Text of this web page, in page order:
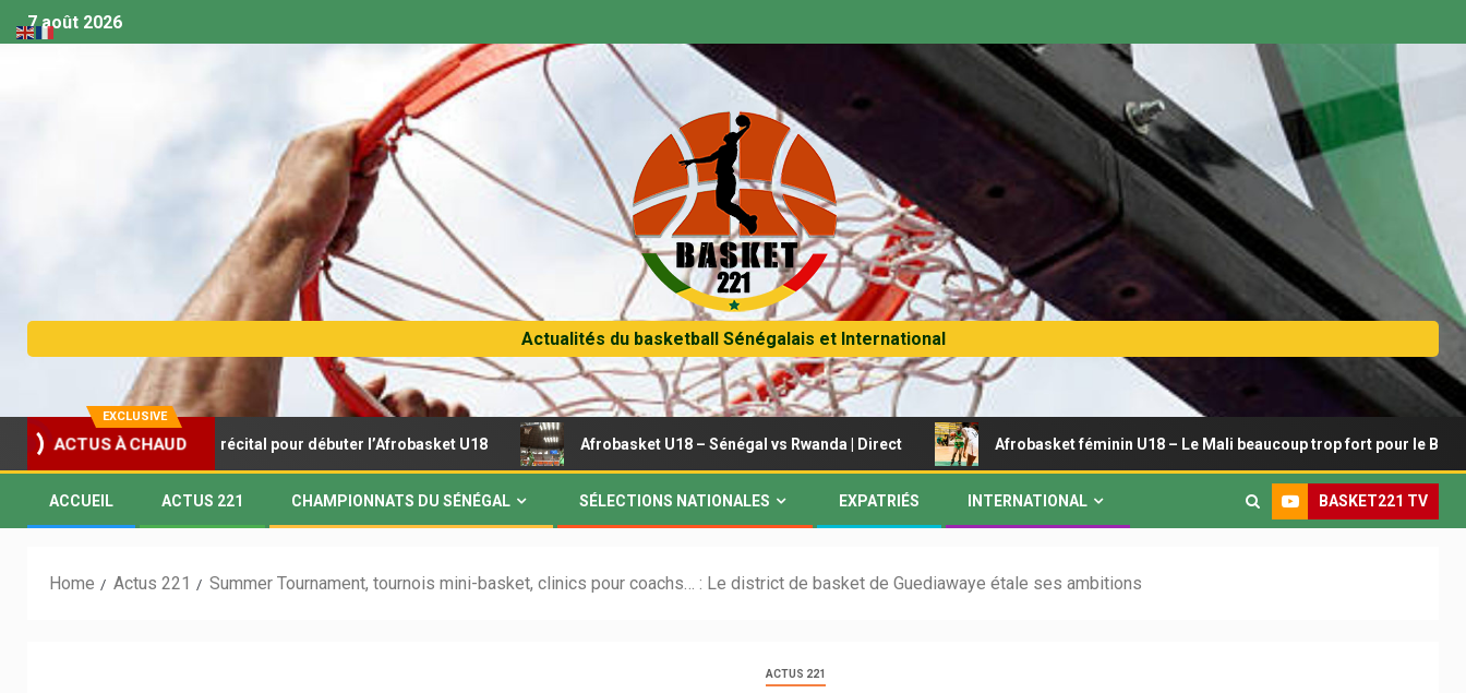
7 août 2026
Actualités du basketball Sénégalais et International
EXCLUSIVE
ACTUS À CHAUD
s’offrent un récital pour débuter l’Afrobasket U18 Afrobasket U18 – Sénégal vs Rwanda | Direct Afrobasket féminin U18 – Le Mali beaucoup trop fort pour le Bénin
ACCUEIL ACTUS 221 CHAMPIONNATS DU SÉNÉGAL SÉLECTIONS NATIONALES EXPATRIÉS INTERNATIONAL BASKET221 TV
Home Actus 221 Summer Tournament, tournois mini-basket, clinics pour coachs… : Le district de basket de Guediawaye étale ses ambitions
ACTUS 221